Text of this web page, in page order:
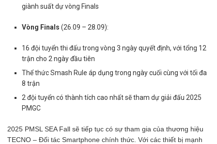
giành suất dự vòng Finals
Vòng Finals (26.09 – 28.09):
16 đội tuyển thi đấu trong vòng 3 ngày quyết định, với tổng 12
trận cho 2 ngày đầu tiên
Thể thức Smash Rule áp dụng trong ngày cuối cùng với tối đa
8 trận
2 đội tuyển có thành tích cao nhất sẽ tham dự giải đấu 2025
PMGC
2025 PMSL SEA Fall sẽ tiếp tục có sự tham gia của thương hiệu
TECNO – Đối tác Smartphone chính thức. Với các thiết bị mạnh